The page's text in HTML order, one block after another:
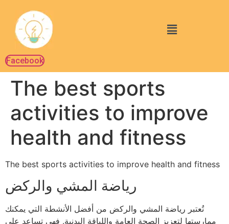
Facebook
The best sports
activities to improve
health and fitness
The best sports activities to improve health and fitness
رياضة المشي والركض
تُعتبر رياضة المشي والركض من أفضل الأنشطة التي يمكنك
ممارستها لتعزيز الصحة العامة واللياقة البدنية. فهي تساعد على